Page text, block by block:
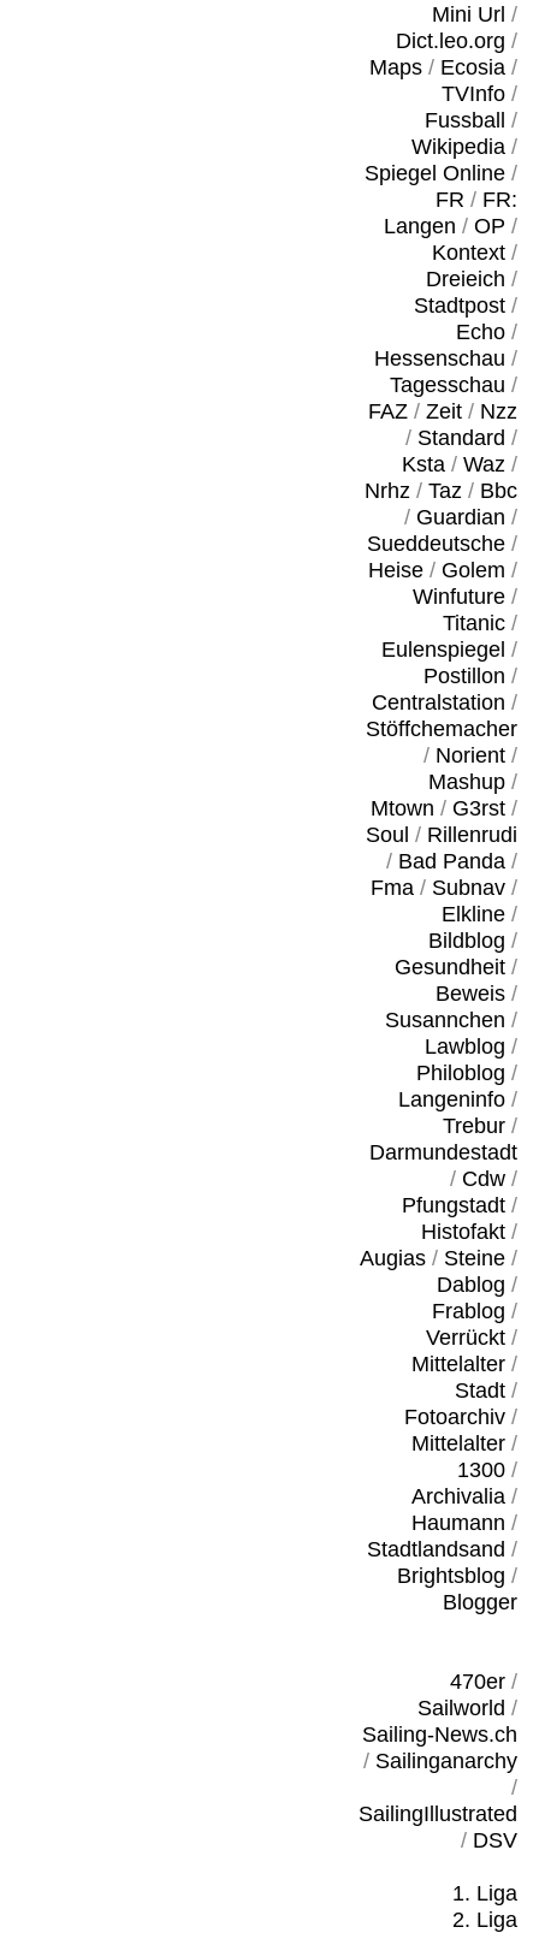
Mini Url /
Dict.leo.org /
Maps/ Ecosia/
TVInfo/
Fussball
/
Wikipedia/
Spiegel Online/
FR / FR:
Langen / OP /
Kontext/
Dreieich /
Stadtpost/
Echo/
Hessenschau /
Tagesschau /
FAZ/ Zeit/ Nzz
/ Standard /
Ksta/ Waz/
Nrhz/ Taz/ Bbc
/ Guardian /
Sueddeutsche/
Heise/ Golem /
Winfuture/
Titanic/
Eulenspiegel /
Postillon /
Centralstation /
Stöffchemacher
/ Norient/
Mashup/
Mtown / G3rst/
Soul / Rillenrudi
/ Bad Panda/
Fma/ Subnav/
Elkline/
Bildblog /
Gesundheit/
Beweis/
Susannchen /
Lawblog /
Philoblog /
Langeninfo/
Trebur/
Darmundestadt
/ Cdw/
Pfungstadt/
Histofakt/
Augias/ Steine/
Dablog /
Frablog /
Verrückt/
Mittelalter/
Stadt/
Fotoarchiv/
Mittelalter/
1300/
Archivalia/
Haumann /
Stadtlandsand /
Brightsblog /
Blogger
470er/
Sailworld /
Sailing-News.ch
/ Sailinganarchy
/
SailingIllustrated
/ DSV
1. Liga
2. Liga